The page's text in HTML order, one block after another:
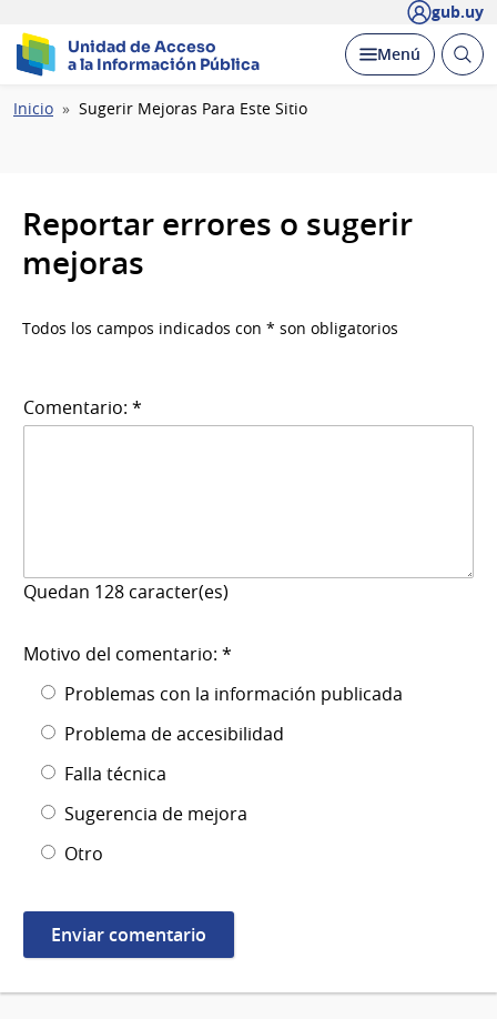
gub.uy
Unidad de Acceso
a la Información Pública
Desplegar
Menú Abrir
Ruta
Inicio Sugerir Mejoras Para Este Sitio
Reportar errores o sugerir
mejoras
Todos los campos indicados con * son obligatorios
Comentario: *
Quedan 128 caracter(es)
Motivo del comentario: *
Problemas con la información publicada
Problema de accesibilidad
Falla técnica
Sugerencia de mejora
Otro